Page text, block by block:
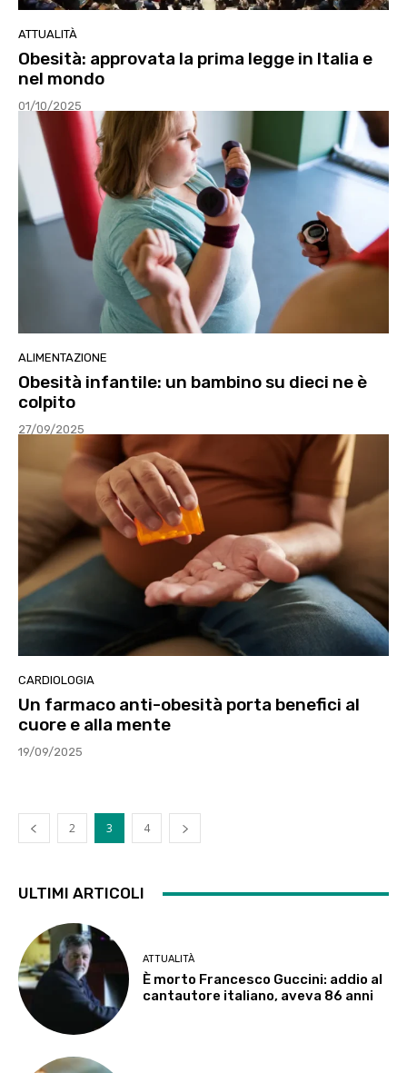
ATTUALITÀ
Obesità: approvata la prima legge in Italia e
nel mondo
01/10/2025
ALIMENTAZIONE
Obesità infantile: un bambino su dieci ne è
colpito
27/09/2025
CARDIOLOGIA
Un farmaco anti-obesità porta benefici al
cuore e alla mente
19/09/2025
2 3 4
ULTIMI ARTICOLI
ATTUALITÀ
È morto Francesco Guccini: addio al
cantautore italiano, aveva 86 anni